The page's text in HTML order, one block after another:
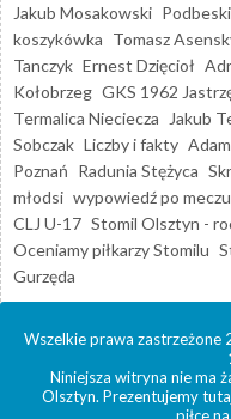
Jakub Mosakowski
koszykówka Tomasz
Tanczyk Ernest Dzięcioł
Kołobrzeg GKS 1962
Termalica Nieciecza
Jakub
Sobczak Liczby i fakty
Poznań Radunia Stężyca
młodsi wypowiedź po meczu
CLJ U-17 Stomil Olsztyn -
Oceniamy piłkarzy Stomilu
Gurzęda
Wszelkie prawa
Niniejsza witryna nie ma
Olsztyn. Prezentujemy